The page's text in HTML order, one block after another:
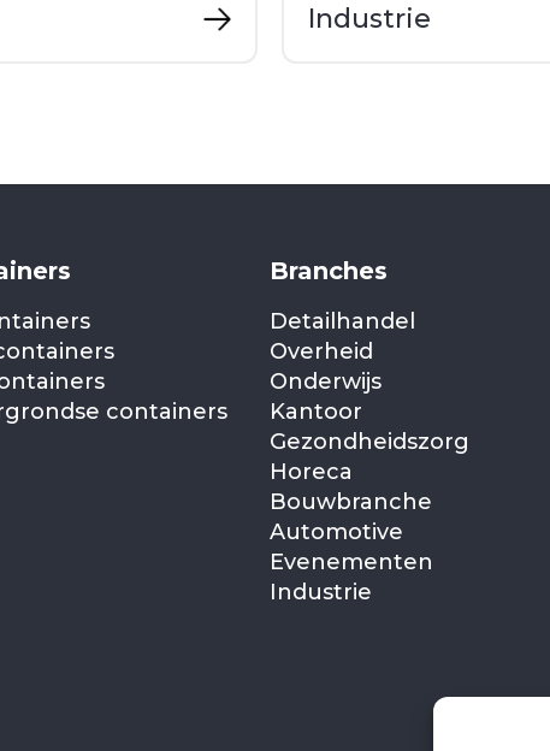
Industrie
containers
Branches
Detailhandel
Overheid
Onderwijs
Kantoor
Gezondheidszorg
Horeca
Bouwbranche
Automotive
Evenementen
Industrie